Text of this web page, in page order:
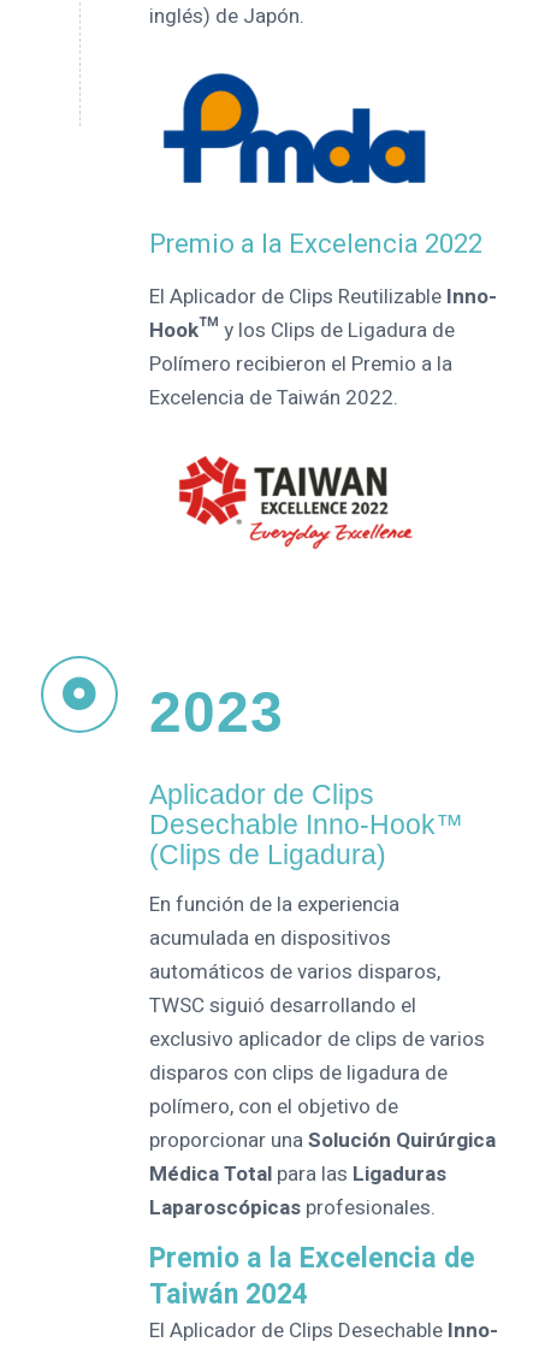
inglés) de Japón.
Premio a la Excelencia 2022
El Aplicador de Clips Reutilizable Inno-
Hook™ y los Clips de Ligadura de
Polímero recibieron el Premio a la
Excelencia de Taiwán 2022.
2023
Aplicador de Clips
Desechable Inno-Hook™
(Clips de Ligadura)
En función de la experiencia
acumulada en dispositivos
automáticos de varios disparos,
TWSC siguió desarrollando el
exclusivo aplicador de clips de varios
disparos con clips de ligadura de
polímero, con el objetivo de
proporcionar unaSolución Quirúrgica
Médica Totalpara las Ligaduras
Laparoscópicasprofesionales.
Premio a la Excelencia de
Taiwán 2024
El Aplicador de Clips Desechable Inno-